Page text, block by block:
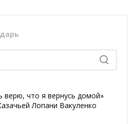
верю, что я вернусь домой»
Лопани Вакуленко